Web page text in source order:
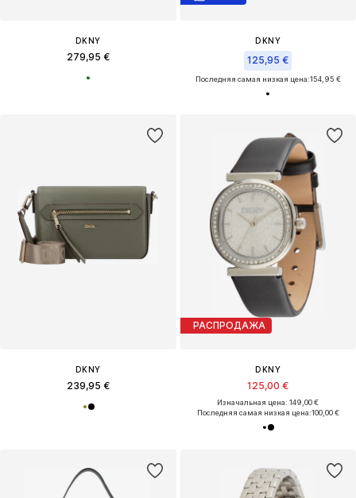
DKNY
279,95 €
DKNY
125,95 €
Последняя самая низкая цена:154,95 €
DKNY
239,95 €
РАСПРОДАЖА
DKNY
125,00 €
Изначальная цена: 149,00 €
Последняя самая низкая цена:100,00 €